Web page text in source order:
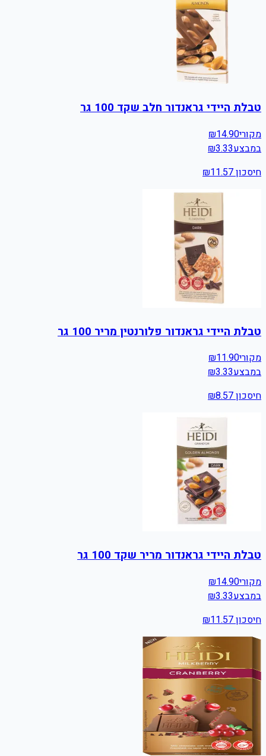
טבלת היידי גראנדור חלב שקד 100 גר
מקורי ₪14.90
במבצע
₪3.33
חיסכון ₪11.57
טבלת היידי גראנדור פלורנטין מריר 100 גר
מקורי ₪11.90
במבצע
₪3.33
חיסכון ₪8.57
טבלת היידי גראנדור מריר שקד 100 גר
מקורי ₪14.90
במבצע
₪3.33
חיסכון ₪11.57